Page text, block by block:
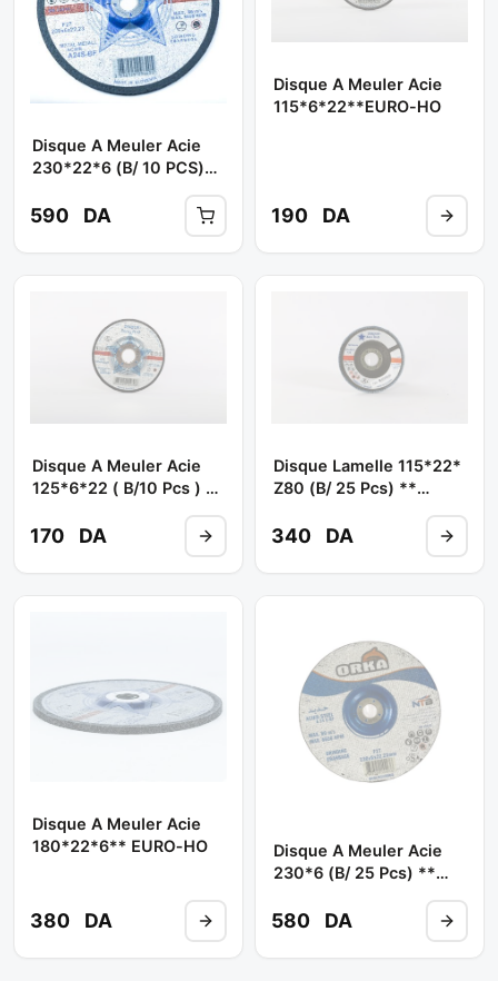
Disque A Meuler Acie
230*22*6 (B/ 10 PCS)**
590 DA
Disque A Meuler Acie
115*6*22**EURO-HO
190 DA
Disque A Meuler Acie
125*6*22 ( B/10 Pcs ) **
170 DA
Disque Lamelle 115*22*
Z80 (b/ 25 Pcs) **
340 DA
Disque A Meuler Acie
180*22*6** EURO-HO
380 DA
Disque A Meuler Acie
230*6 (b/ 25 Pcs) **
580 DA